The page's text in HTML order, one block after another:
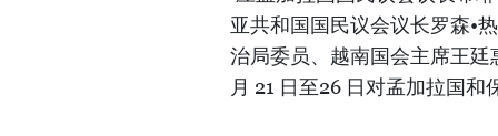
亚共和国国民议会议长罗森•
治局委员、越南国会主席王
月 21 日至26 日对孟加拉国